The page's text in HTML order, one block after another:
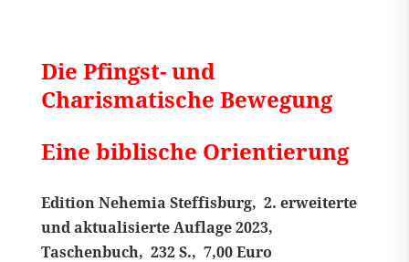
Die Pfingst- und
Charismatische Bewegung
Eine biblische Orientierung
Edition Nehemia Steffisburg, 2. erweiterte
und aktualisierte Auflage 2023,
Taschenbuch, 232 S., 7,00Euro